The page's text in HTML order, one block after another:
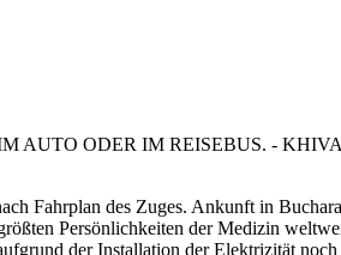
Fahrplan des Zuges. Ankunft in
Persönlichkeiten der Medizin
der Installation der Elektrizität noch